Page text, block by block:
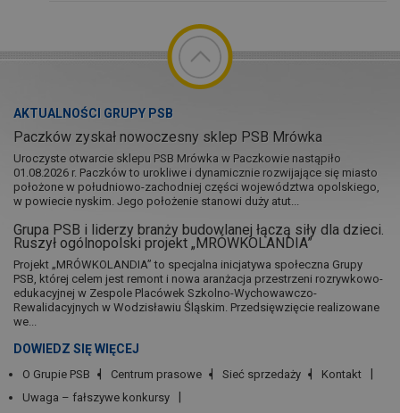
AKTUALNOŚCI GRUPY PSB
Paczków zyskał nowoczesny sklep PSB Mrówka
Uroczyste otwarcie sklepu PSB Mrówka w Paczkowie nastąpiło
01.08.2026 r. Paczków to urokliwe i dynamicznie rozwijające się miasto
położone w południowo-zachodniej części województwa opolskiego,
w powiecie nyskim. Jego położenie stanowi duży atut...
Grupa PSB i liderzy branży budowlanej łączą siły dla dzieci.
Ruszył ogólnopolski projekt „MRÓWKOLANDIA”
Projekt „MRÓWKOLANDIA” to specjalna inicjatywa społeczna Grupy
PSB, której celem jest remont i nowa aranżacja przestrzeni rozrywkowo-
edukacyjnej w Zespole Placówek Szkolno-Wychowawczo-
Rewalidacyjnych w Wodzisławiu Śląskim. Przedsięwzięcie realizowane
we...
DOWIEDZ SIĘ WIĘCEJ
O Grupie PSB Centrum prasowe Sieć sprzedaży
Kontakt
Uwaga – fałszywe konkursy